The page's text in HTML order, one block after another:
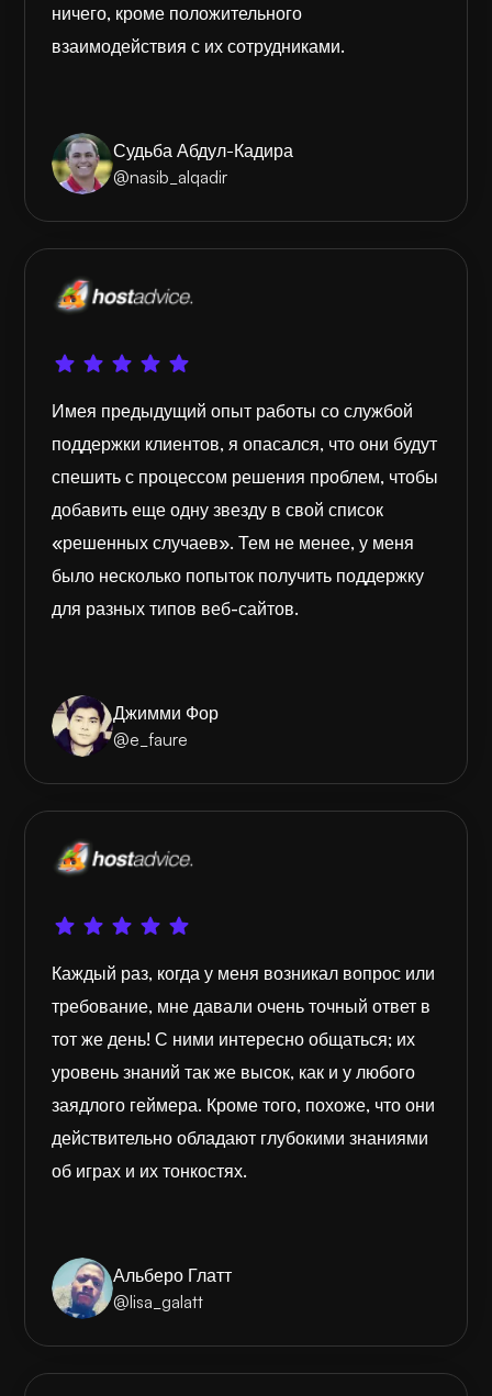
ничего, кроме положительного
взаимодействия с их сотрудниками.
Судьба Абдул-Кадира
@nasib_alqadir
Имея предыдущий опыт работы со службой
поддержки клиентов, я опасался, что они будут
спешить с процессом решения проблем, чтобы
добавить еще одну звезду в свой список
«решенных случаев». Тем не менее, у меня
было несколько попыток получить поддержку
для разных типов веб-сайтов.
Джимми Фор
@e_faure
Каждый раз, когда у меня возникал вопрос или
требование, мне давали очень точный ответ в
тот же день! С ними интересно общаться; их
уровень знаний так же высок, как и у любого
заядлого геймера. Кроме того, похоже, что они
действительно обладают глубокими знаниями
об играх и их тонкостях.
Альберо Глатт
@lisa_galatt